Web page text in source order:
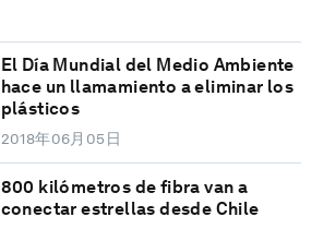
El Día Mundial del Medio Ambiente
hace un llamamiento a eliminar los
plásticos
2018年06月05日
800 kilómetros de fibra van a
conectar estrellas desde Chile